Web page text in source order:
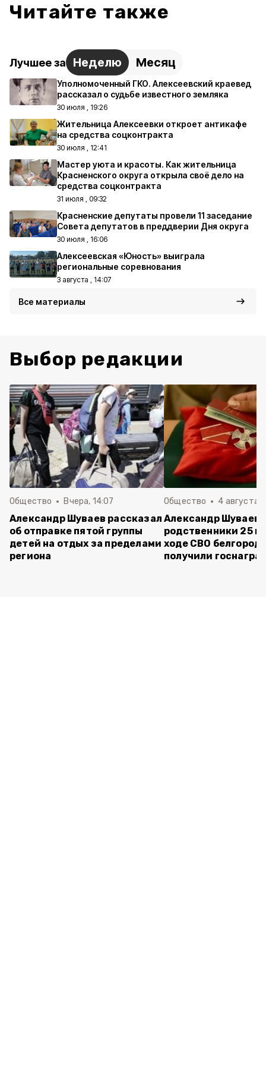
Читайте также
Лучшее за Неделю Месяц
Уполномоченный ГКО. Алексеевский краевед
рассказал о судьбе известного земляка
30 июля , 19:26
Жительница Алексеевки откроет антикафе
на средства соцконтракта
30 июля , 12:41
Мастер уюта и красоты. Как жительница
Красненского округа открыла своё дело на
средства соцконтракта
31 июля , 09:32
Красненские депутаты провели 11 заседание
Совета депутатов в преддверии Дня округа
30 июля , 16:06
Алексеевская «Юность» выиграла
региональные соревнования
3 августа , 14:07
Все материалы
Выбор редакции
Общество Вчера, 14:07
Александр Шуваев рассказал
об отправке пятой группы
детей на отдых за пределами
региона
Общество 4 августа ,
Александр Шуваев:
родственники 25
ходе СВО
получили